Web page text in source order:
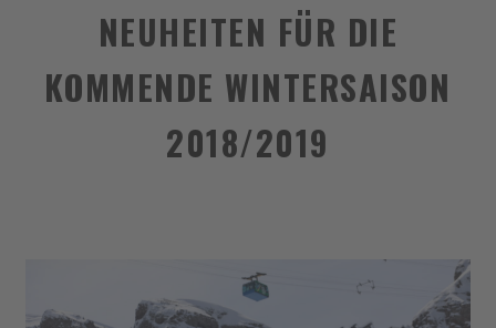
NEUHEITEN FÜR DIE
KOMMENDE WINTERSAISON
2018/2019